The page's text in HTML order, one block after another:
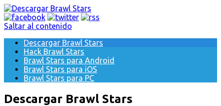
Saltar al contenido
Descargar Brawl Stars
Hack Brawl Stars
Brawl Stars para Android
Brawl Stars para iOS
Brawl Stars para PC
Descargar Brawl Stars